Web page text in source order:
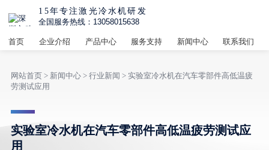
15年专注激光冷水机研发
全国服务热线：13058015638
首页 企业介绍 产品中心 服务支持 新闻中心 联系我们
网站首页> 新闻中心> 行业新闻 > 实验室冷水机在汽车零部件高低温疲
劳测试应用
实验室冷水机在汽车零部件高低温疲劳测试应
用